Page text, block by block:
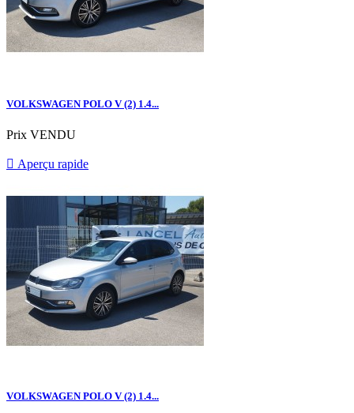
VOLKSWAGEN POLO V (2) 1.4...
Prix VENDU
 Aperçu rapide
VOLKSWAGEN POLO V (2) 1.4...